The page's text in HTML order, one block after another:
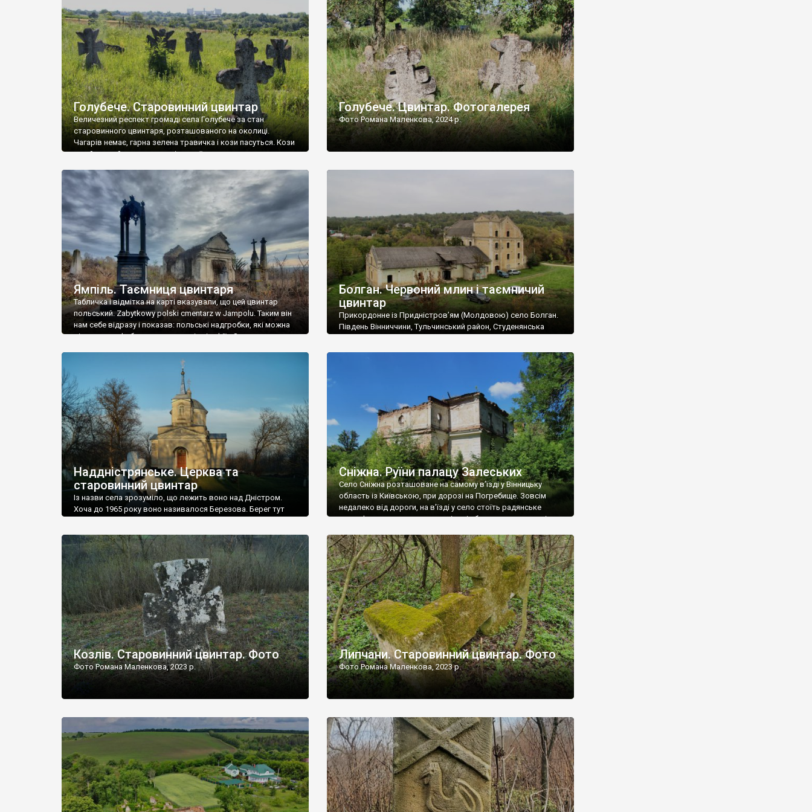
[…]
Голубече. Старовинний цвинтар
Величезний респект громаді села Голубече за стан
старовинного цвинтаря, розташованого на околиці.
Чагарів немає, гарна зелена травичка і кози пасуться. Кози
– найкращий регулятор шкідливої, для старих кладовищ,
бруньками, кози ті бруньки обгризають, бо то улюблений
делікатес. На цвинтарі у Голубечому ціла колекція
різноманітних форм хрестів. Село відносно невелике, […]
Голубече. Цвинтар. Фотогалерея
Фото Романа Маленкова, 2024 р.
Ямпіль. Таємниця цвинтаря
Табличка і відмітка на карті вказували, що цей цвинтар
польський. Zabytkowy polski cmentarz w Jampolu. Таким він
нам себе відразу і показав: польські надгробки, які можна
віднести до фабричних, польські епітафії… Загалом цвинтар
виявилося більше семи гектарів. Перше враження про
абсолютну звичайність польського цвинтаря виявилося
оманливим – […]
Болган. Червоний млин і таємничий
цвинтар
Прикордонне із Придністров’ям (Молдовою) село Болган.
Південь Вінниччини, Тульчинський район, Студенянська
старовинний цвинтар із кам’яними хрестами. Всі епітафії, які
збереглися, написані кирилицею, церковнослов’янською
мовою. За всіма традиційними ознаками – цвинтар
український. Хрести датуються 19 століттям. У 1924-1940
роках Болган […]
Наддністрянське. Церква та
старовинний цвинтар
Із назви села зрозуміло, що лежить воно над Дністром.
Хоча до 1965 року воно називалося Березова. Берег тут
Наддністрянське відрізняється від більшості навколишніх
сіл. У селі є мурована Михайлівська церква. Точної дати […]
Сніжна. Руїни палацу Залеських
Село Сніжна розташоване на самому в’їзді у Вінницьку
область із Київською, при дорозі на Погребище. Зовсім
недалеко від дороги, на в’їзді у село стоїть радянське
рельєфне пано, яке показує жінку і яблуню, а трохи далі,
дороги їх не видно, але видно дві стареньких колії у траві –
[…]
Козлів. Старовинний цвинтар. Фото
Фото Романа Маленкова, 2023 р.
Липчани. Старовинний цвинтар. Фото
Фото Романа Маленкова, 2023 р.